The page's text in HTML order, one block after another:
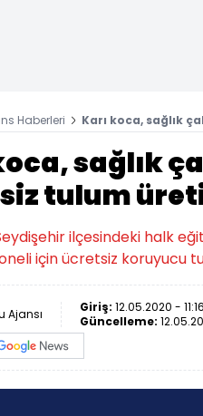
Haberleri Karı koca, sağlık
sağlık
tulum
ilçesindeki halk
için ücretsiz koruyucu
Ajansı Giriş: 12.05.2020 - 11:16
Güncelleme: